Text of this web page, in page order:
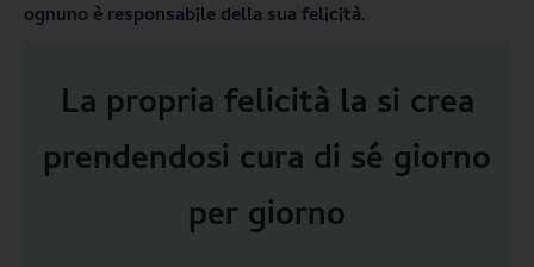
ognuno è responsabile della sua felicità.
La propria felicità la si crea
prendendosi cura di sé giorno
per giorno